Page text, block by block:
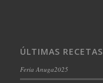
ÚLTIMAS
Feria Anuga2025